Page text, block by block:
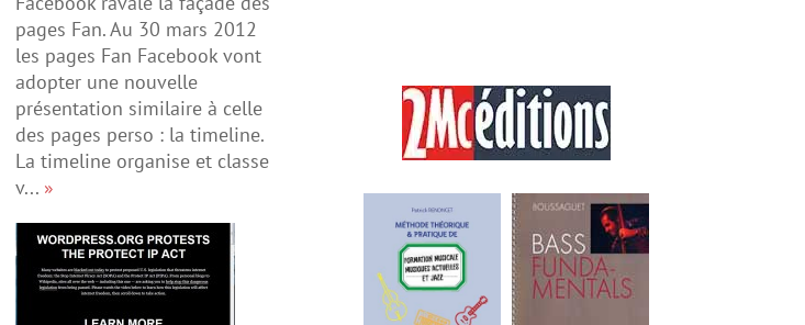
pages Fan. Au 30 mars 2012
les pages Fan Facebook vont
adopter une nouvelle
présentation similaire à celle
des pages perso : la timeline.
La timeline organise et classe
v... »